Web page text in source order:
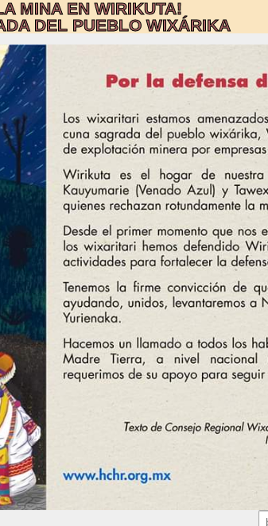
MINA EN WIRIKUTA!
DEL PUEBLO WIXÁRIKA